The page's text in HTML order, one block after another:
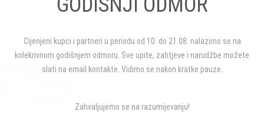
podno
Klimont
Dubrovnik:
Gree
klima
Cijenjeni kupci i partneri u periodu od 10. do 21.08. nalazimo se na
kolekrivnom godišnjem odmoru. Sve upite, zahtjeve i narudžbe možete
slati na email kontakte. Vidimo se nakon kratke pauze.
Zahvaljujemo se na razumijevanju!